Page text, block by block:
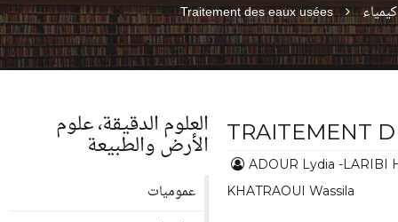
كيمياء Traitement des eaux usées
TRAITEMENT
ADOUR Lydia -LARIBI
KHATRAOUI Wassila
العلوم الدقيقة، علوم
الأرض والطبيعة
عموميات